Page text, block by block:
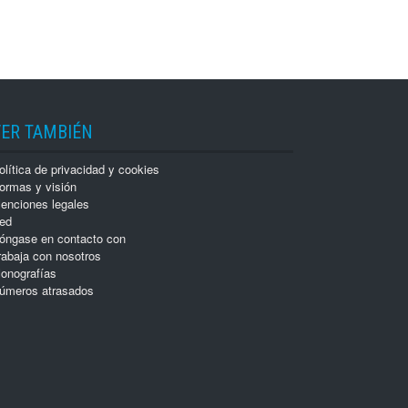
TAMBIÉN
de privacidad y cookies
y visión
legales
en contacto con
con nosotros
atrasados